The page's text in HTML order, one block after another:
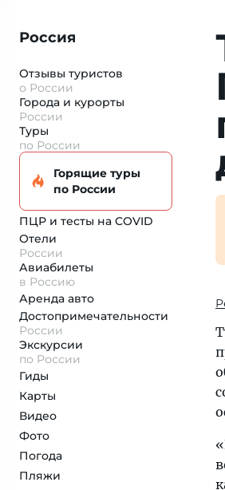
Россия
Отзывы туристов
о России
Города и курорты
России
Туры
по России
Горящие туры
по России
ПЦР и тесты на COVID
Отели
России
Авиабилеты
в Россию
Аренда авто
Достопримеча­тельности
России
Экскурсии
по России
Гиды
Карты
Видео
Фото
Погода
Пляжи